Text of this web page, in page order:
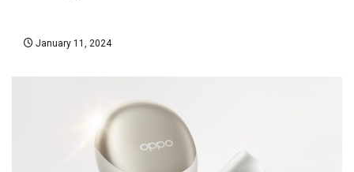
January 11, 2024